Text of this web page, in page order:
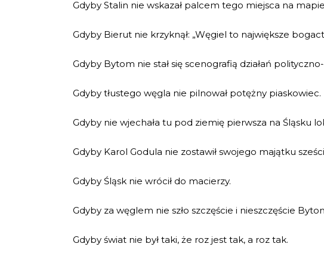
Gdyby Stalin nie wskazał palcem tego miejsca na
Gdyby Bierut nie krzyknął: „Węgiel to największe
Gdyby Bytom nie stał się scenografią działań
Gdyby tłustego węgla nie pilnował potężny piaskowiec.
Gdyby nie wjechała tu pod ziemię pierwsza na Śląsku
Gdyby Karol Godula nie zostawił swojego majątku
Gdyby Śląsk nie wrócił do macierzy.
Gdyby za węglem nie szło szczęście i nieszczęście
Gdyby świat nie był taki, że roz jest tak, a roz tak.